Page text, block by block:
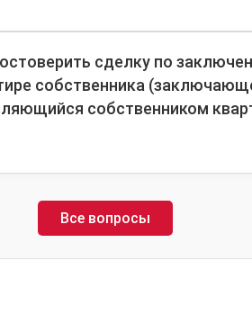
сделку по
собственника
собственником
Все вопросы